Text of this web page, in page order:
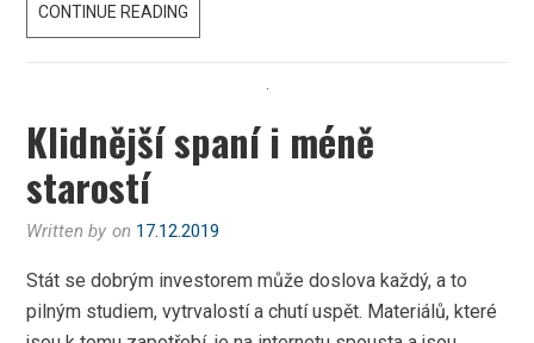
CONTINUE READING
BEZ
K
SÍTI
Klidnější spaní i méně
starostí
Written by on 17.12.2019
Stát se dobrým investorem může doslova každý, a to
pilným studiem, vytrvalostí a chutí uspět. Materiálů, které